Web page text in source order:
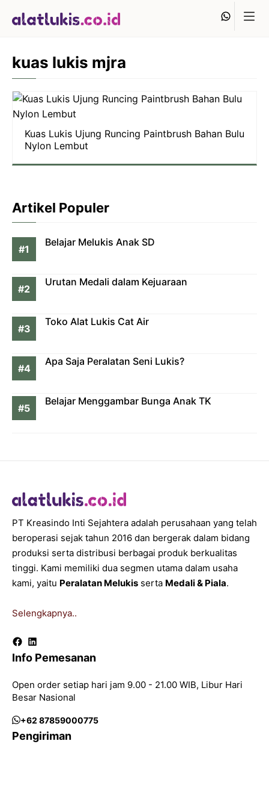
kuas lukis mjra
Kuas Lukis Ujung Runcing Paintbrush Bahan Bulu
Nylon Lembut
Artikel Populer
Belajar Melukis Anak SD
Urutan Medali dalam Kejuaraan
Toko Alat Lukis Cat Air
Apa Saja Peralatan Seni Lukis?
Belajar Menggambar Bunga Anak TK
PT Kreasindo Inti Sejahtera adalah perusahaan yang telah
beroperasi sejak tahun 2016 dan bergerak dalam bidang
produksi serta distribusi berbagai produk berkualitas
tinggi. Kami memiliki dua segmen utama dalam usaha
kami, yaitu Peralatan Melukis serta Medali & Piala.
Selengkapnya..
Facebook
LinkedIn
Info Pemesanan
Open order setiap hari jam 9.00 - 21.00 WIB, Libur Hari
Besar Nasional
+62 87859000775
Pengiriman